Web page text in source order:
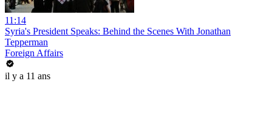
11:14
Syria's President Speaks: Behind the Scenes With Jonathan
Tepperman
Foreign Affairs
il y a 11 ans